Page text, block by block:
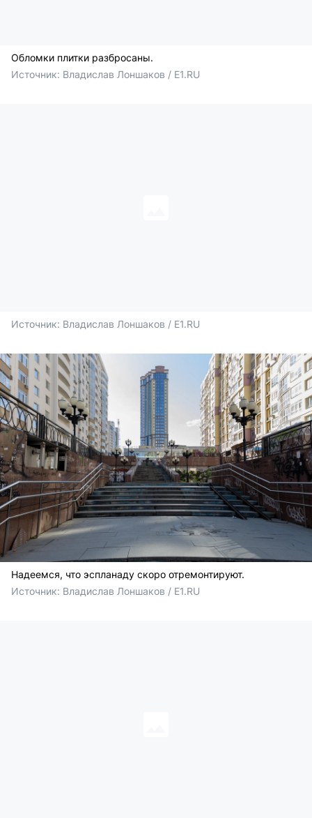
Обломки плитки разбросаны.
Источник: Владислав Лоншаков / E1.RU
Источник: Владислав Лоншаков / E1.RU
Надеемся, что эспланаду скоро отремонтируют.
Источник: Владислав Лоншаков / E1.RU